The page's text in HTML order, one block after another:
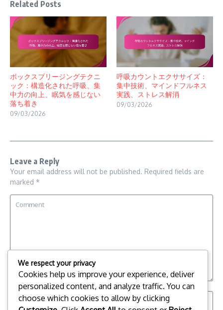
Related Posts
ボックスブリージングテクニ
ック：構造化された呼吸、集
中力の向上、眠気を感じない
落ち着き
09/03/2026
呼吸カウントエクササイズ：
集中技術、マインドフルネス
実践、ストレス解消
09/03/2026
Leave a Reply
Your email address will not be published. Required fields are
marked *
We respect your privacy
Cookies help us improve your experience, deliver
personalized content, and analyze traffic. You can
choose which cookies to allow by clicking